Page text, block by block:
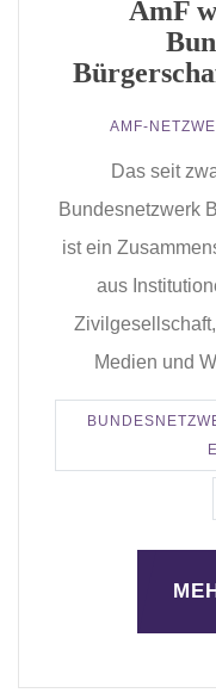
AmF
AMF-
Das seit
Bundesnetzwerk
ist ein
aus
Medien und